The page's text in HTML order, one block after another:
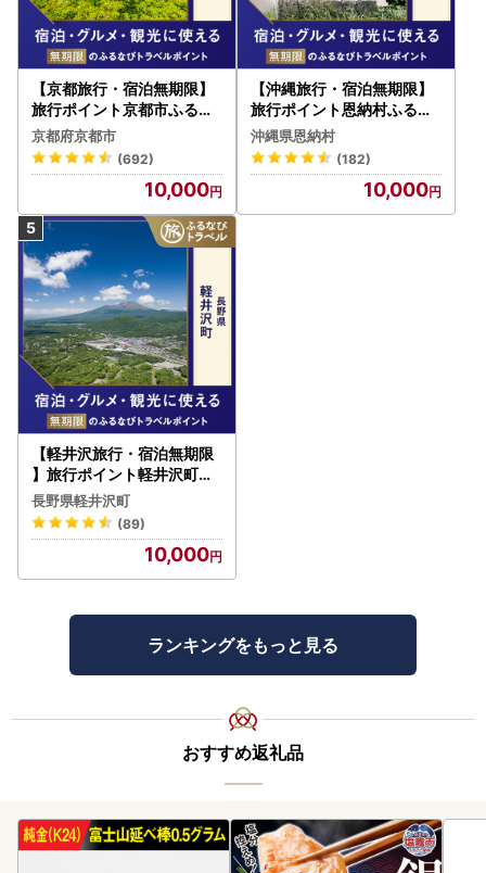
【京都旅行・宿泊無期限】
旅行ポイント京都市ふるな
びトラベルポイント
京都府京都市
(692)
10,000
【沖縄旅行・宿泊無期限】
旅行ポイント恩納村ふるな
びトラベルポイント
沖縄県恩納村
(182)
10,000
【軽井沢旅行・宿泊無期限
】旅行ポイント軽井沢町ふ
るなびトラベルポイント
長野県軽井沢町
(89)
10,000
ランキングをもっと見る
おすすめ返礼品